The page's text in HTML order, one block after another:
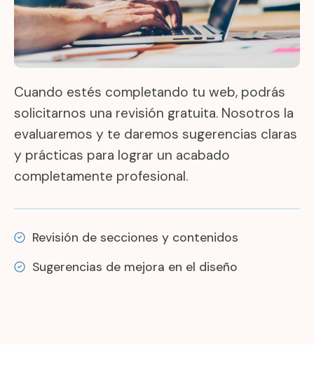
Cuando estés completando tu web, podrás
solicitarnos una revisión gratuita. Nosotros la
evaluaremos y te daremos sugerencias claras
y prácticas para lograr un acabado
completamente profesional.
Revisión de secciones y contenidos
Sugerencias de mejora en el diseño